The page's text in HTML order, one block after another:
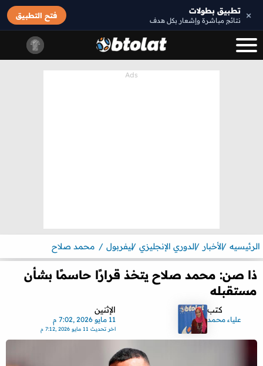
× تطبيق بطولات
نتائج مباشرة وإشعار بكل هدف
فتح التطبيق
الرئيسيه الأخبار الدوري الإنجليزي ليفربول محمد صلاح
ذا صن: محمد صلاح يتخذ قرارًا حاسمًا بشأن
مستقبله
كتب
علياء محمد
الإثنين
11 مايو 2026 ,7:02 م
اخر تحديث 11 مايو 2026 ,7:12 م